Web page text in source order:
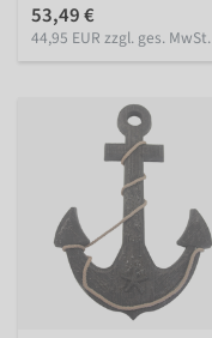
53,49 €
44,95 EUR zzgl. ges. MwSt.